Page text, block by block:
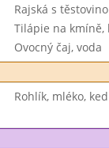
Rajská s
Tilápie na kmíně,
Ovocný čaj, voda
Rohlík, mléko,